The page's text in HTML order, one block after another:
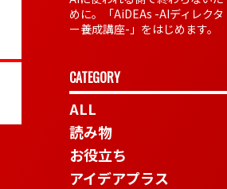
めに。「AiDEAs -AIディレクタ
ー養成講座-」をはじめます。
CATEGORY
ALL
読み物
お役立ち
アイデアプラス